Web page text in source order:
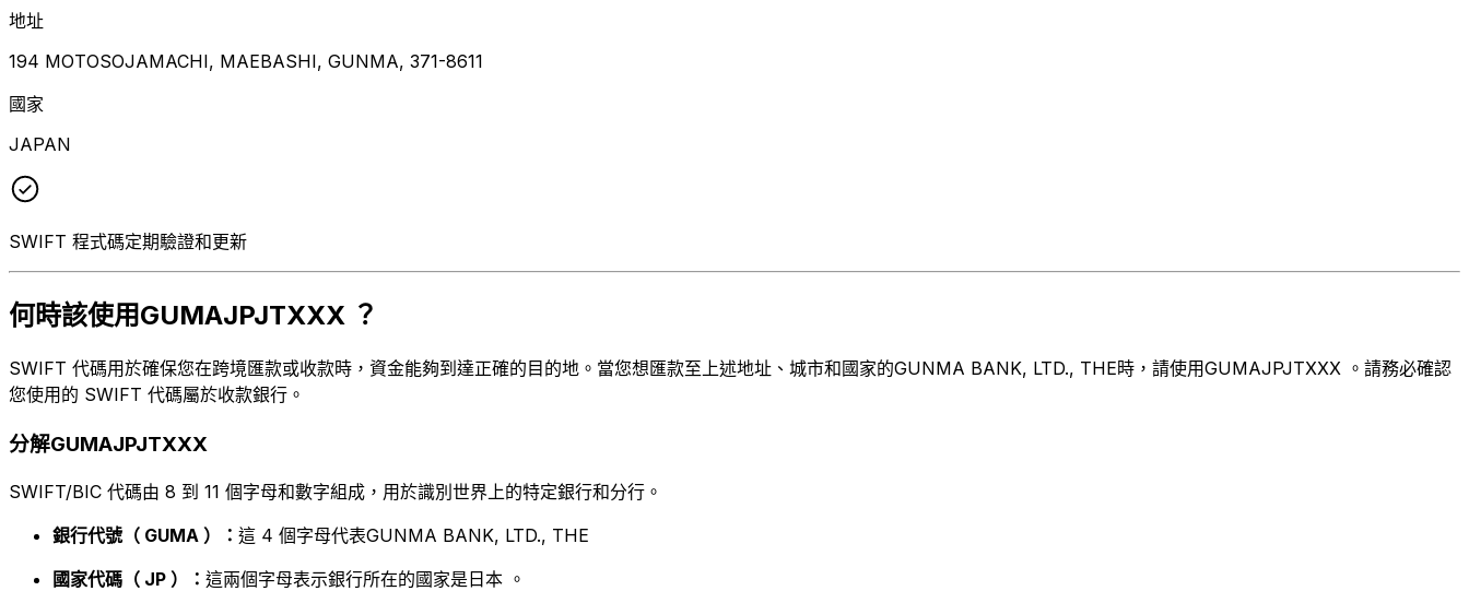
地址
194 MOTOSOJAMACHI, MAEBASHI, GUNMA, 371-8611
國家
JAPAN
SWIFT 程式碼定期驗證和更新
何時該使用GUMAJPJTXXX ？
SWIFT 代碼用於確保您在跨境匯款或收款時，資金能夠到達正確的目的地。當您想匯款至上述地址、城市和國家的GUNMA BANK, LTD., THE時，請使用GUMAJPJTXXX 。請務必確認
您使用的 SWIFT 代碼屬於收款銀行。
分解GUMAJPJTXXX
SWIFT/BIC 代碼由 8 到 11 個字母和數字組成，用於識別世界上的特定銀行和分行。
銀行代號（ GUMA ）： 這 4 個字母代表GUNMA BANK, LTD., THE
國家代碼（ JP ）： 這兩個字母表示銀行所在的國家是日本 。